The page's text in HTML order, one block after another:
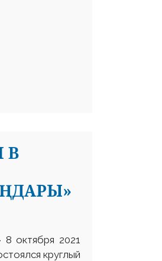
В
8 октября 2021
круглый